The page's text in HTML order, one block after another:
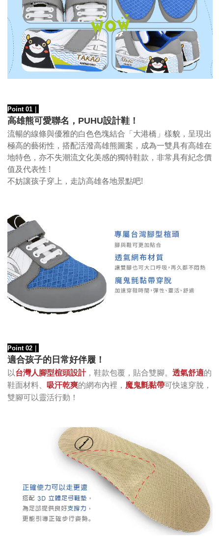
Point 01
高雄熊可愛聯名，PUHU設計鞋！
流暢的線條與優雅的白色色塊結合「大港橋」樣貌，呈現出
極高的藝術性，搭配活潑高雄熊圖案， 成為一雙具有高雄在
地特色，亦不失潮流文化美感的獨特鞋款，非常具有紀念價
值及代表性 !
不妨讓孩子穿上，走訪高雄各地景點吧!
Point 02
適合孩子的日常好伴履！
以台灣人腳型楦頭設計，鞋款包覆，貼合雙腳。 透氣舒適的
鞋面材料、 吸汗乾爽的網布內裡 ， 魔鬼氈黏帶可快速穿脫，
雙腳可以靈活行動！